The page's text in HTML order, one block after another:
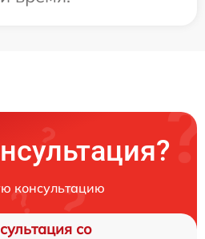
консультацию
со